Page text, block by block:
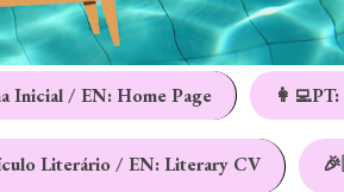
Inicial / EN: Home Page
Literário / EN: Literary CV